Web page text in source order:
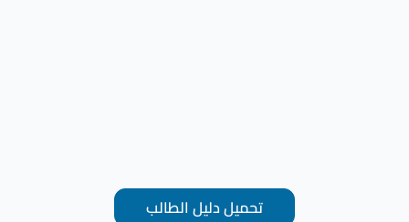
تحميل دليل الطالب